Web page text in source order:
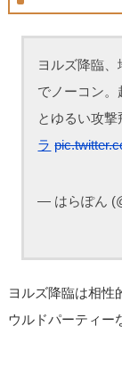
ヨルズ降臨
でノーコン。
とゆるい攻
ラ
— はらぽん
ヨルズ降臨は相性
ウルドパーティー